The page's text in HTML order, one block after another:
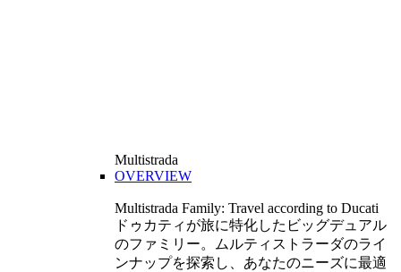
Multistrada
OVERVIEW
Multistrada Family: Travel according to Ducati
ドゥカティが旅に特化したビッグデュアル
のファミリー。ムルティストラーダのライ
ンナップを探索し、あなたのニーズに最適